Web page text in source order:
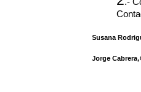
Susana
Jorge Cabrera,